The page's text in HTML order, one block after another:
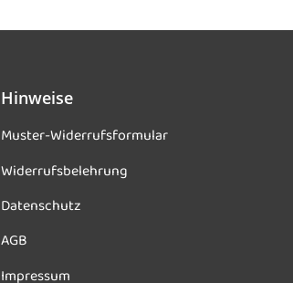
Hinweise
Muster-Widerrufsformular
Widerrufsbelehrung
Datenschutz
AGB
Impressum